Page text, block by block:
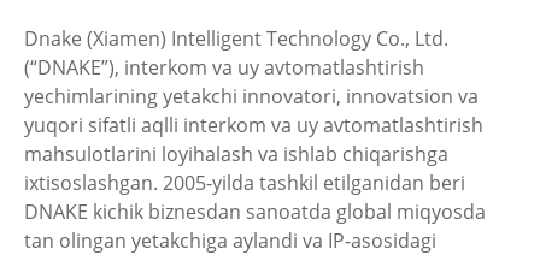
Dnake (Xiamen) Intelligent Technology Co., Ltd.
(“DNAKE”), interkom va uy avtomatlashtirish
yechimlarining yetakchi innovatori, innovatsion va
yuqori sifatli aqlli interkom va uy avtomatlashtirish
mahsulotlarini loyihalash va ishlab chiqarishga
ixtisoslashgan. 2005-yilda tashkil etilganidan beri
DNAKE kichik biznesdan sanoatda global miqyosda
tan olingan yetakchiga aylandi va IP-asosidagi